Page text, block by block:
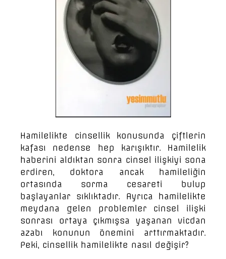
Hamilelikte cinsellik konusunda çiftlerin
kafası nedense hep karışıktır. Hamilelik
haberini aldıktan sonra cinsel ilişkiyi sona
erdiren, doktora ancak hamileliğin
ortasında sorma cesareti bulup
başlayanlar sıklıktadır. Ayrıca hamilelikte
meydana gelen problemler cinsel ilişki
sonrası ortaya çıkmışsa yaşanan vicdan
azabı konunun önemini arttırmaktadır.
Peki, cinsellik hamilelikte nasıl değişir?